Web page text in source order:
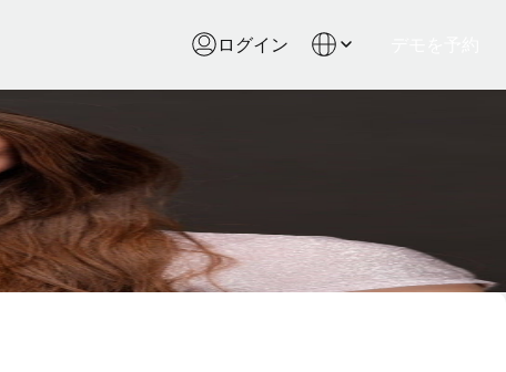
ログイン